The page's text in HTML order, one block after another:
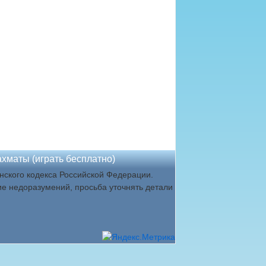
(играть бесплатно)
кодекса Российской Федерации.
недоразумений, просьба уточнять детали